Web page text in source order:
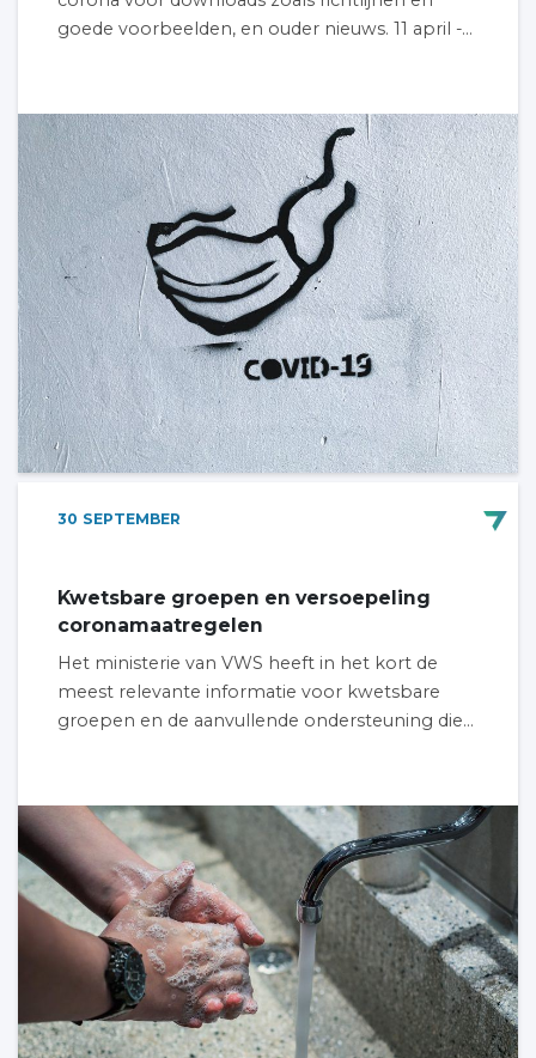
goede voorbeelden, en ouder nieuws. 11 april -...
30 SEPTEMBER
Kwetsbare groepen en versoepeling
coronamaatregelen
Het ministerie van VWS heeft in het kort de
meest relevante informatie voor kwetsbare
groepen en de aanvullende ondersteuning die...